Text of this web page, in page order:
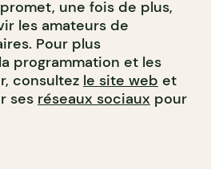
une fois de plus,
les amateurs de
Pour plus
programmation et les
consultez le site web et
ses réseaux sociaux pour